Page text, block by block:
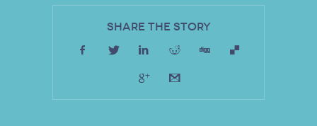
Share the Story